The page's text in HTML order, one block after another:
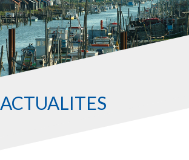
ACTUALITES